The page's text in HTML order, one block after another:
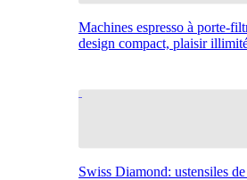
Machines espresso à porte-
design compact, plaisir
Swiss Diamond: ustensiles